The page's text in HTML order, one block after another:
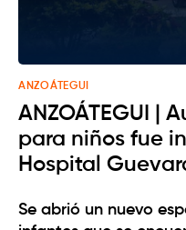
ANZOÁTEGUI
ANZOÁTEGUI |
para niños fue
Hospital
Se abrió un nuevo